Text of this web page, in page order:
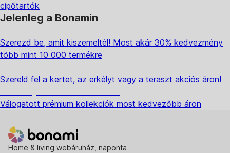
cipőtartók
Jelenleg a Bonamin
Szerezd be, amit kiszemeltél! Most akár 30% kedvezmény
több mint 10 000 termékre
Szereld fel a kertet, az erkélyt vagy a teraszt akciós áron!
Válogatott prémium kollekciók most kedvezőbb áron
Home & living webáruház, naponta